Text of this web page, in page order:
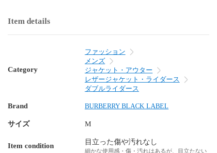
Item details
Category
ファッション
メンズ
ジャケット・アウター
レザージャケット・ライダース
ダブルライダース
Brand BURBERRY BLACK LABEL
サイズ M
Item condition 目立った傷や汚れなし
細かな使用感・傷・汚れはあるが、目立たない